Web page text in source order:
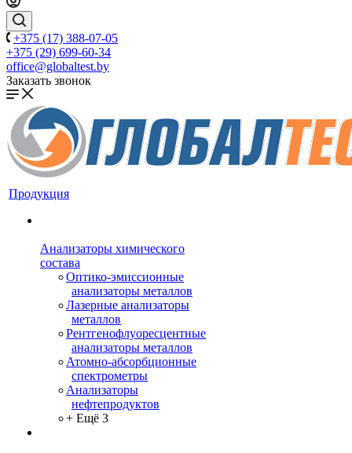
+375 (17) 388-07-05
+375 (29) 699-60-34
office@globaltest.by
Заказать звонок
Продукция
Анализаторы химического
состава
Оптико-эмиссионные
анализаторы металлов
Лазерные анализаторы
металлов
Рентгенофлуоресцентные
анализаторы металлов
Атомно-абсорбционные
спектрометры
Анализаторы
нефтепродуктов
+ Ещё 3